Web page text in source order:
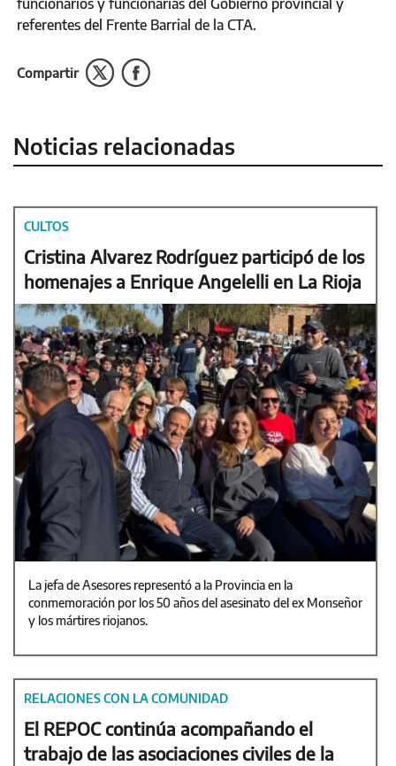
funcionarios y funcionarias del Gobierno provincial y
referentes del Frente Barrial de la CTA.
Compartir
Noticias relacionadas
CULTOS
Cristina Alvarez Rodríguez participó de los
homenajes a Enrique Angelelli en La Rioja
La jefa de Asesores representó a la Provincia en la
conmemoración por los 50 años del asesinato del ex Monseñor
y los mártires riojanos.
RELACIONES CON LA COMUNIDAD
El REPOC continúa acompañando el
trabajo de las asociaciones civiles de la